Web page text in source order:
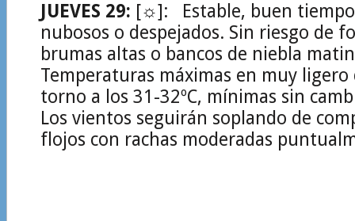
JUEVES 29: [☼]: Estable, buen
nubosos o despejados. Sin riesgo de
brumas altas o bancos de niebla
Temperaturas máximas en muy ligero
torno a los 31-32ºC, mínimas sin
Los vientos seguirán soplando de
flojos con rachas moderadas